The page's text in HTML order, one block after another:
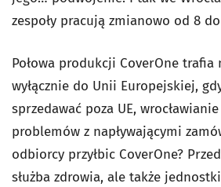
zespoły pracują zmianowo od 8 do
Połowa produkcji CoverOne
wyłącznie do Unii Europejskiej,
sprzedawać poza UE,
problemów z napływającymi
odbiorcy przyłbic CoverOne?
służba zdrowia, ale także